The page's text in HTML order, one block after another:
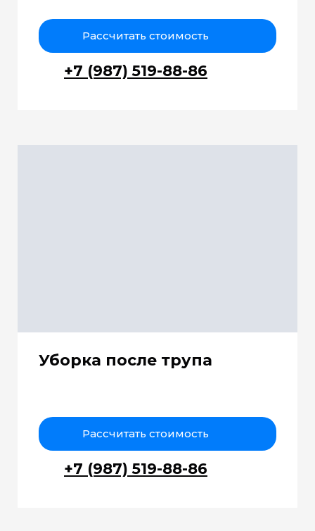
Рассчитать стоимость
+7 (987) 519-88-86
Уборка после трупа
Рассчитать стоимость
+7 (987) 519-88-86